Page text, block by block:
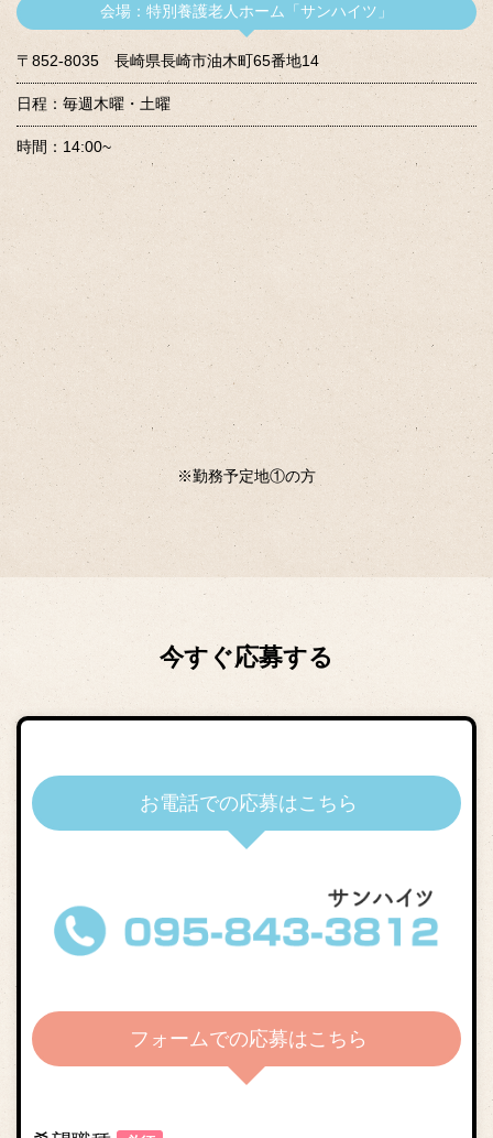
会場：特別養護老人ホーム「サンハイツ」
〒852-8035 長崎県長崎市油木町65番地14
日程：毎週木曜・土曜
時間：14:00~
※勤務予定地①の方
今すぐ応募する
お電話での応募はこちら
フォームでの応募はこちら